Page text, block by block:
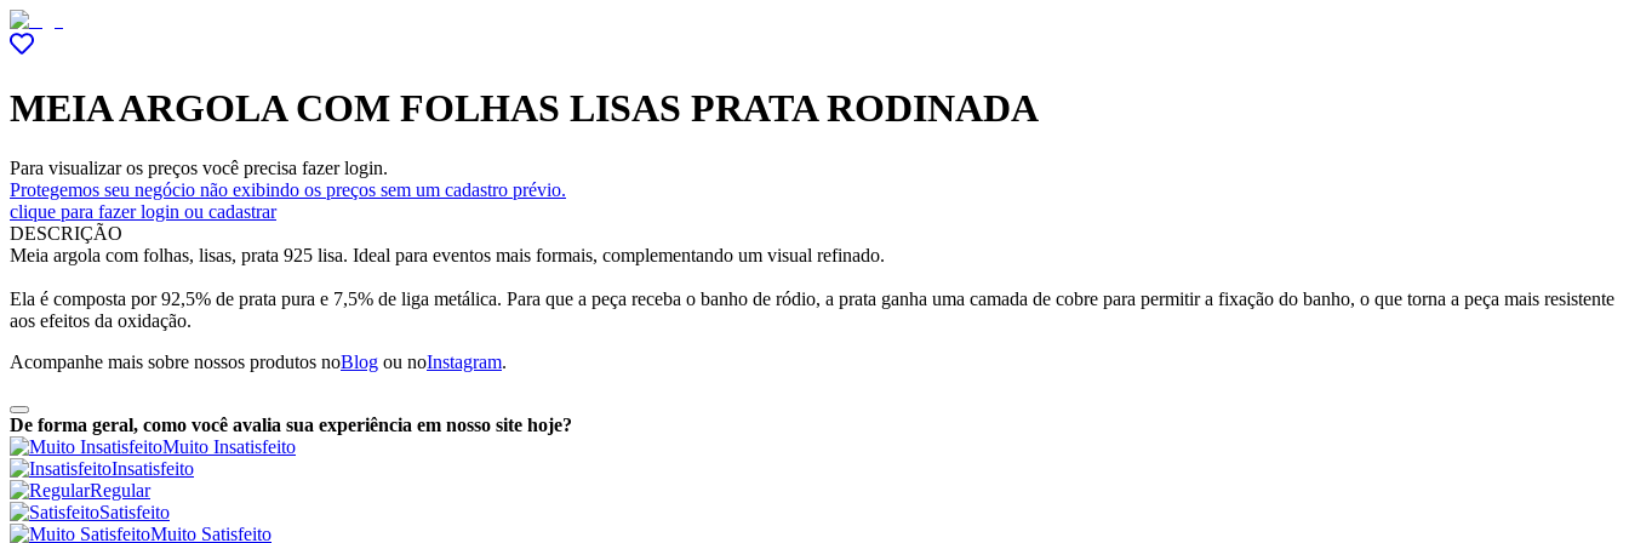
MEIA ARGOLA COM FOLHAS LISAS PRATA RODINADA
Para visualizar os preços você precisa fazer login.
Protegemos seu negócio não exibindo os preços sem um cadastro prévio.
clique para fazer login ou cadastrar
DESCRIÇÃO
Meia argola com folhas, lisas, prata 925 lisa. Ideal para eventos mais formais, complementando um visual refinado.
Ela é composta por 92,5% de prata pura e 7,5% de liga metálica. Para que a peça receba o banho de ródio, a prata ganha uma camada de cobre para permitir a fixação do banho, o que torna a peça mais resistente
aos efeitos da oxidação.
Acompanhe mais sobre nossos produtos noBlog ou noInstagram.
De forma geral, como você avalia sua experiência em nosso site hoje?
Muito Insatisfeito
Insatisfeito
Regular
Satisfeito
Muito Satisfeito